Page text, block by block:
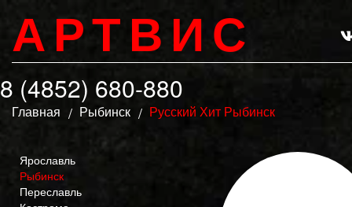
АРТВИС
8 (4852) 680-880
Главная Рыбинск Русский Хит Рыбинск
Ярославль
Рыбинск
Переславль